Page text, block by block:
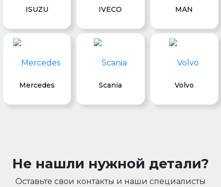
ISUZU IVECO MAN
Mercedes Scania Volvo
Не нашли нужной детали?
Оставьте свои контакты и наши специалисты